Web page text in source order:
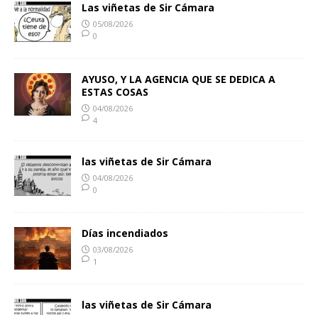
Las viñetas de Sir Cámara
05/08/2026
0
AYUSO, Y LA AGENCIA QUE SE DEDICA A
ESTAS COSAS
04/08/2026
4
las viñetas de Sir Cámara
04/08/2026
0
Días incendiados
03/08/2026
1
las viñetas de Sir Cámara